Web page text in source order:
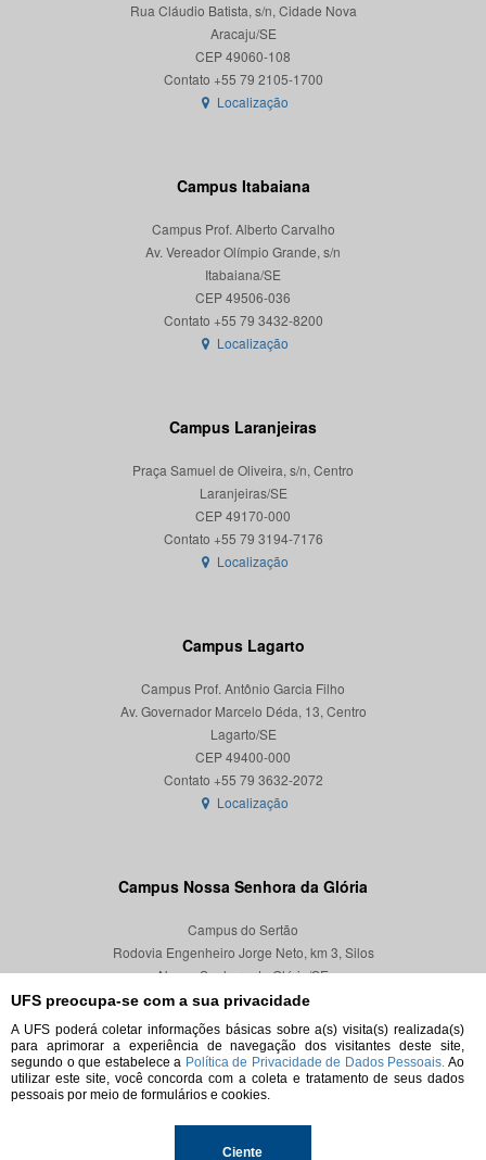
UFS preocupa-se com a sua privacidade
A UFS poderá coletar informações básicas sobre a(s) visita(s) realizada(s)
para aprimorar a experiência de navegação dos visitantes deste site,
segundo o que estabelece a Política de Privacidade de Dados Pessoais. Ao
utilizar este site, você concorda com a coleta e tratamento de seus dados
pessoais por meio de formulários e cookies.
Ciente
Rua Cláudio Batista, s/n, Cidade Nova
Aracaju/SE
CEP 49060-108
Localização
Campus Itabaiana
Campus Prof. Alberto Carvalho
Av. Vereador Olímpio Grande, s/n
Itabaiana/SE
CEP 49506-036
Localização
Campus Laranjeiras
Praça Samuel de Oliveira, s/n, Centro
Laranjeiras/SE
CEP 49170-000
Localização
Campus Lagarto
Campus Prof. Antônio Garcia Filho
Av. Governador Marcelo Déda, 13, Centro
Lagarto/SE
CEP 49400-000
Localização
Campus Nossa Senhora da Glória
Campus do Sertão
Rodovia Engenheiro Jorge Neto, km 3, Silos
Nossa Senhora da Glória/SE
CEP 49680-000
Localização
© 2026. Todos os direitos reservados.